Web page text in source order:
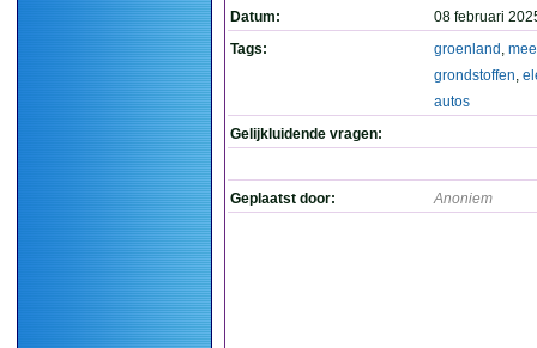
Datum:
08 februari
Tags:
groenland ,
grondstoffen,
autos
Gelijkluidende vragen:
Geplaatst door: Anoniem